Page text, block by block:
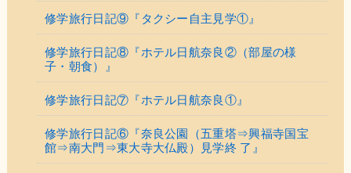
修学旅行日記⑨『タクシー自主見学①』
修学旅行日記⑧『ホテル日航奈良②（部屋の様
子・朝食）』
修学旅行日記⑦『ホテル日航奈良①』
修学旅行日記⑥『奈良公園（五重塔⇒興福寺国宝
館⇒南大門⇒東大寺大仏殿）見学終 了』